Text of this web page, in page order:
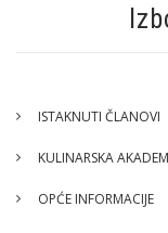
ISTAKNUTI ČLANOVI
KULINARSKA
OPĆE INFORMACIJE